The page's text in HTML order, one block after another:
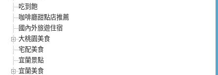
吃到飽
咖啡廳甜點店推薦
國內外旅遊住宿
大桃園美食
宅配美食
宜蘭景點
宜蘭美食